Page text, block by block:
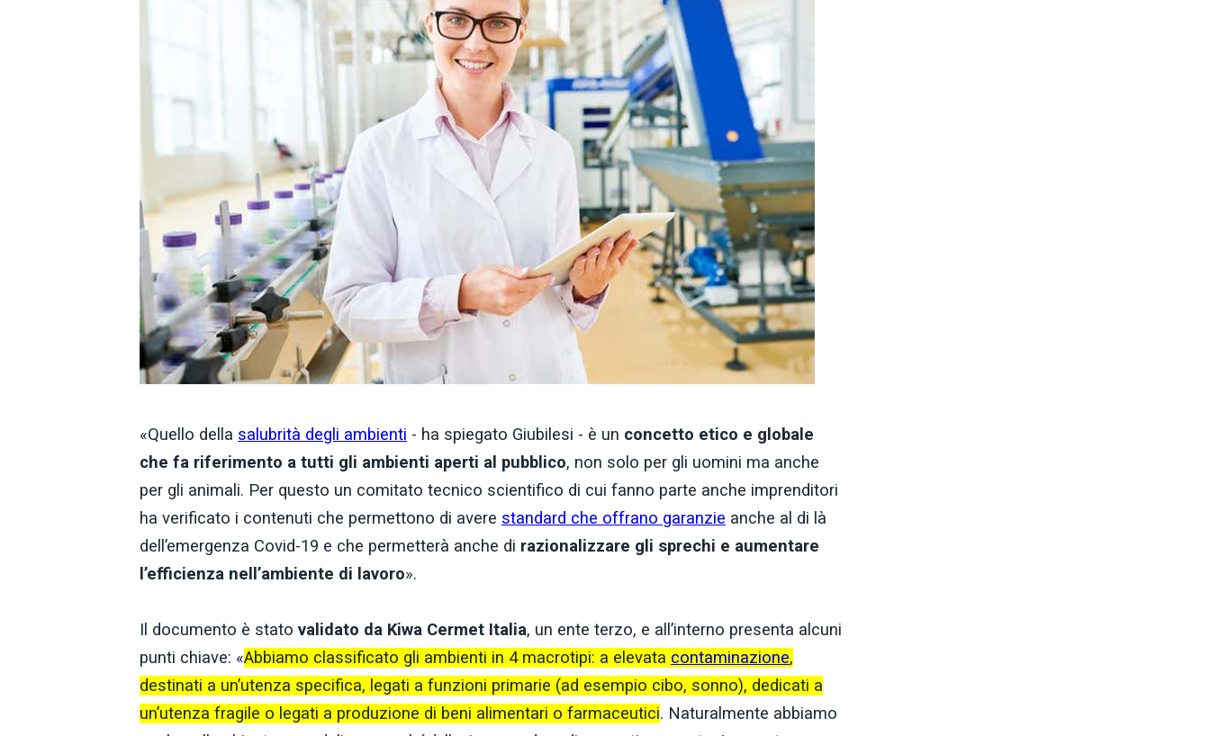
«Quello della salubrità degli ambienti - ha spiegato Giubilesi - è un concetto etico e globale
che fa riferimento a tutti gli ambienti aperti al pubblico, non solo per gli uomini ma anche
per gli animali. Per questo un comitato tecnico scientifico di cui fanno parte anche imprenditori
ha verificato i contenuti che permettono di avere standard che offrano garanzie anche al di là
dell’emergenza Covid-19 e che permetterà anche di razionalizzare gli sprechi e aumentare
l’efficienza nell’ambiente di lavoro».
Il documento è stato validato da Kiwa Cermet Italia, un ente terzo, e all’interno presenta alcuni
punti chiave: «Abbiamo classificato gli ambienti in 4 macrotipi: a elevata contaminazione,
destinati a un’utenza specifica, legati a funzioni primarie (ad esempio cibo, sonno), dedicati a
un’utenza fragile o legati a produzione di beni alimentari o farmaceutici. Naturalmente abbiamo